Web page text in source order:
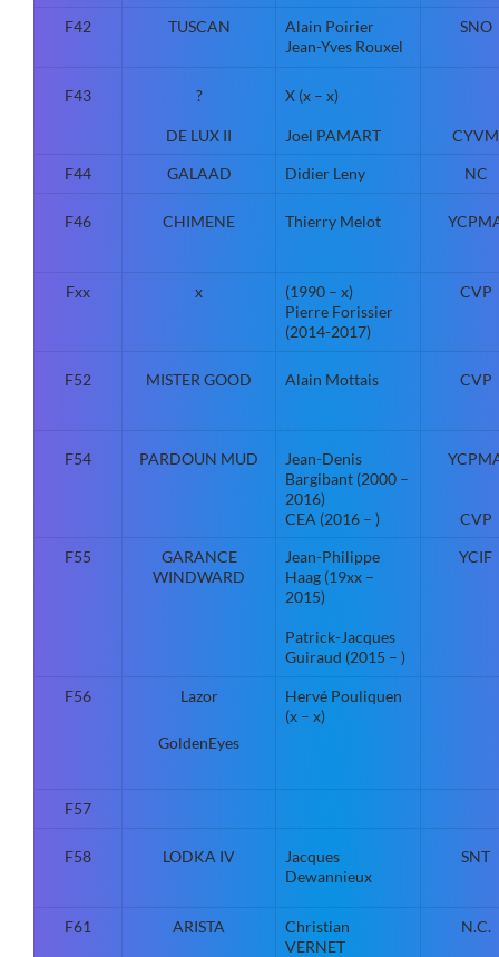
F42 TUSCAN
Alain Poirier
Jean-Yves Rouxel
SNO
F43 ?
DE LUX II
X (x – x)
Joel PAMART
CYVM
F44
GALAAD Didier Leny NC
F46 CHIMENE Thierry Melot
Fxx x
(1990 – x)
Pierre Forissier
(2014-2017)
CVP
F52 MISTER GOOD Alain Mottais CVP
F54 PARDOUN MUD
Jean-Denis
Bargibant (2000 –
2016)
CEA (2016 – )
CVP
F55
GARANCE
WINDWARD
Jean-Philippe
Haag (19xx –
2015)
Patrick-Jacques
Guiraud (2015 – )
YCIF
F56 Lazor
GoldenEyes
Hervé Pouliquen
(x – x)
F57
F58 LODKA IV
Jacques
Dewannieux
SNT
F61 ARISTA
Christian
VERNET
N.C.